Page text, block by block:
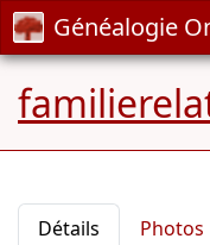
Généalogie
Détails Photos